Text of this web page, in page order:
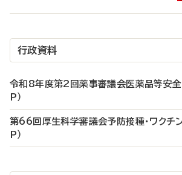
行政資料
令和8年度第2回薬事審議会医薬品等安全
P）
第66回厚生科学審議会予防接種・ワクチ
P）